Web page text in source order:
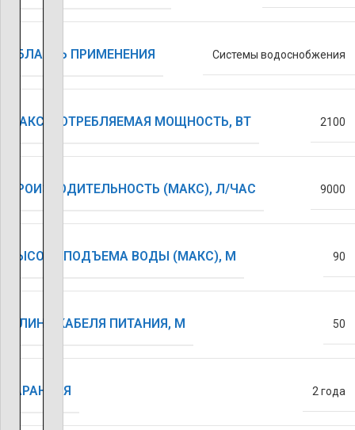
ОБЛАСТЬ ПРИМЕНЕНИЯ Системы водоснобжения
МАКС. ПОТРЕБЛЯЕМАЯ МОЩНОСТЬ, ВТ 2100
ПРОИЗВОДИТЕЛЬНОСТЬ (МАКС), Л/ЧАС 9000
ВЫСОТА ПОДЪЕМА ВОДЫ (МАКС), М 90
ДЛИНА КАБЕЛЯ ПИТАНИЯ, М 50
ГАРАНТИЯ 2 года